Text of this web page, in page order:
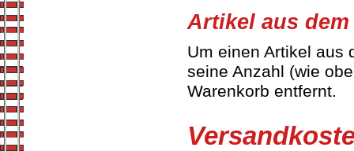
Artikel aus
Um einen Artikel aus
seine Anzahl (wie
Warenkorb entfernt.